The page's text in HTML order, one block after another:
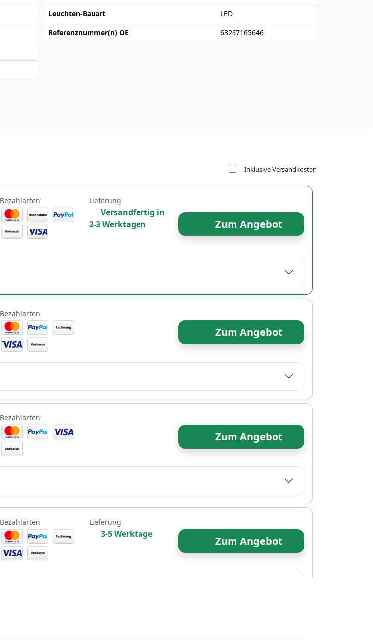
Leuchten-Bauart
LED
Referenznummer(n) OE
63267165646
Inklusive Versandkosten
Bezahlarten Lieferung
Versandfertig in
2-3 Werktagen
Zum Angebot
Bezahlarten
Zum Angebot
Bezahlarten
Zum Angebot
Bezahlarten Lieferung
3-5 Werktage
Zum Angebot